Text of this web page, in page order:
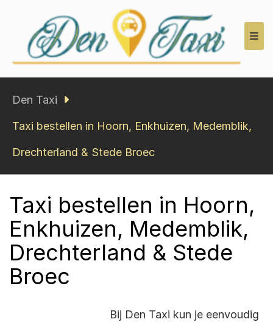
Den Taxi
Den Taxi
Taxi bestellen in Hoorn, Enkhuizen, Medemblik,
Drechterland & Stede Broec
Taxi bestellen in Hoorn,
Enkhuizen, Medemblik,
Drechterland & Stede
Broec
Bij Den Taxi kun je eenvoudig